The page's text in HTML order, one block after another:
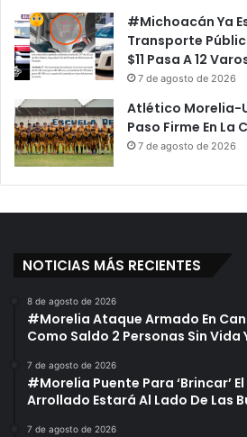
#Michoacán Ya
Transporte
$11 Pasa A 12
7 de agosto de 2026
Atlético Morelia-
Paso Firme En
7 de agosto de 2026
NOTICIAS MÁS RECIENTES
8 de agosto de 2026
#Morelia Ataque Armado En
Como Saldo 2 Personas Sin Vida
7 de agosto de 2026
#Morelia Puente Para ‘Brincar’
Arrollado Estará Al Lado De Las
7 de agosto de 2026